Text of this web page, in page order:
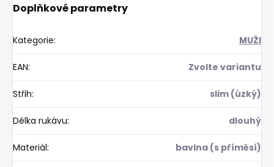
Doplňkové parametry
Kategorie: MUŽI
EAN: Zvolte variantu
Střih: slim (úzký)
Délka rukávu: dlouhý
Materiál: bavlna (s příměsí)